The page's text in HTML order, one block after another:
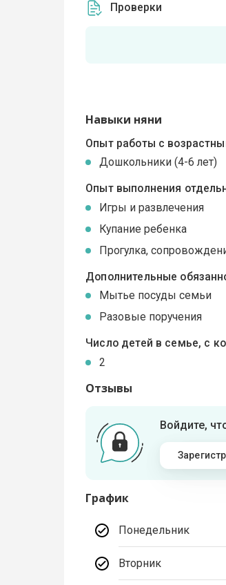
Проверки
Навыки няни
Опыт работы с
Дошкольники (4-6 лет)
Опыт выполнения
Игры и развлечения
Купание ребенка
Прогулка,
Дополнительные
Мытье посуды семьи
Разовые поручения
Число детей в семье, с
2
Отзывы
Войдите,
График
Понедельник
Вторник